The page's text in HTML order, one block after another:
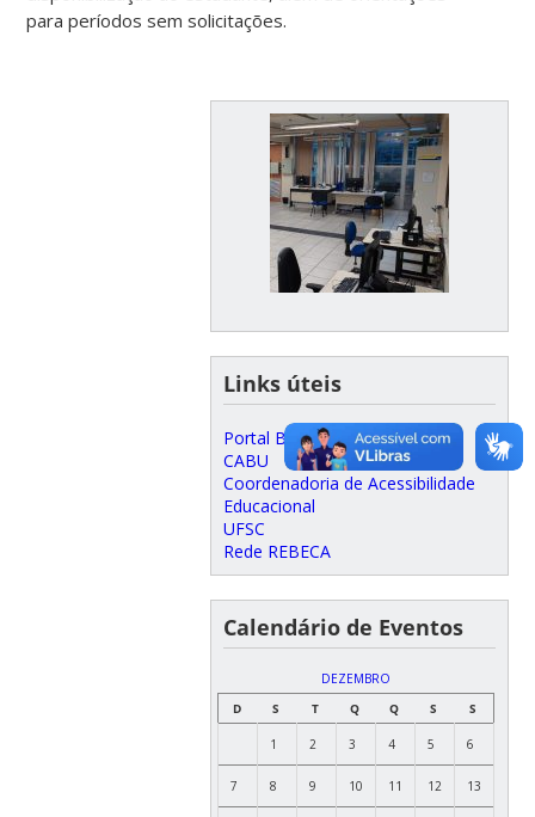
para períodos sem solicitações.
Links úteis
Portal BU
CABU
Coordenadoria de Acessibilidade
Educacional
UFSC
Rede REBECA
Calendário de Eventos
DEZEMBRO
D
S T Q Q S S
1 2 3 4 5 6
7 8 9 10 11 12 13